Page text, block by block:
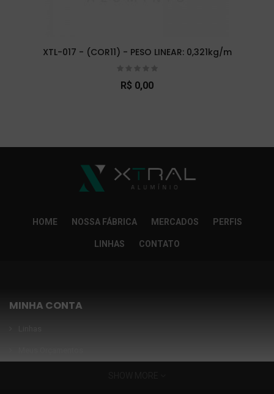
XTL-017 - (COR11) - PESO LINEAR: 0,321kg/m
R$ 0,00
HOME NOSSA FÁBRICA MERCADOS PERFIS
LINHAS CONTATO
MINHA CONTA